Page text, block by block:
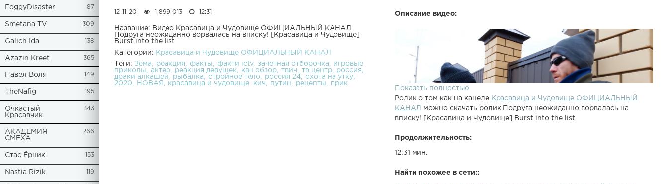
FoggyDisaster 87
Smetana TV 309
Galich Ida 138
Azazin Kreet 365
Павел Воля 149
TheNafig 195
Очкастый
Красавчик
343
АКАДЕМИЯ
СМЕХА
266
Стас Ёрник 153
Nastia Rizik 119
Описание видео:
Показать полностью
Ролик о том как на канеле Красавица и Чудовище ОФИЦИАЛЬНЫЙ
КАНАЛ
можно скачать ролик Подруга неожиданно ворвалась на
вписку! [Красавица и Чудовище] Burst into the list
Продолжительность:
12:31 мин.
Найти похожее в сети::
12-11-20 1 899 013 12:31
Название: Видео Красавица и Чудовище ОФИЦИАЛЬНЫЙ КАНАЛ
Подруга неожиданно ворвалась на вписку! [Красавица и Чудовище]
Burst into the list
Категории: Красавица и Чудовище ОФИЦИАЛЬНЫЙ КАНАЛ
Теги: Зема реакция факты факти ictv зачетная отборочка
игровые
приколы
актер реакция девушек квн обзор твич тв центр
россия
драки алкашей
рыбалка стройное тело россия 24
охота на утку
2020
НОВАЯ красавица и чудовище кич путин рецепты прик